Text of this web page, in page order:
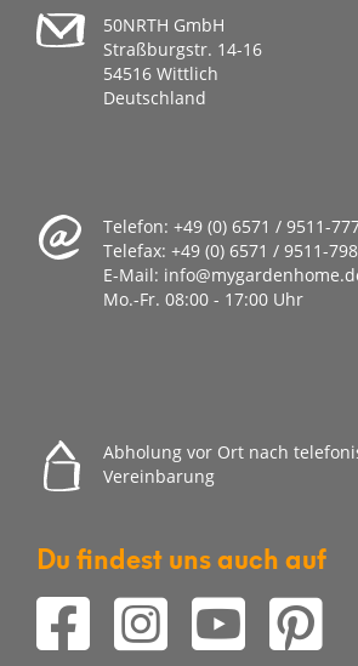
50NRTH GmbH
Straßburgstr. 14-16
54516 Wittlich
Deutschland
Telefon: +49 (0) 6571 / 9511-
Telefax: +49 (0) 6571 / 9511-798
E-Mail:
Mo.-Fr. 08:00 - 17:00 Uhr
Abholung vor Ort nach
Vereinbarung
Du findest uns auch auf